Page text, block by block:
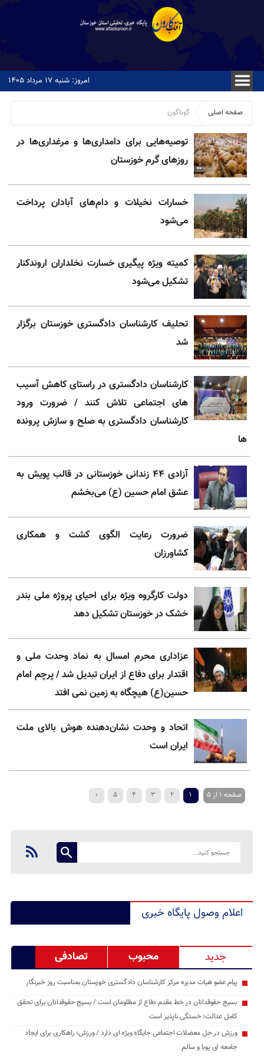
امروز: شنبه ۱۷ مرداد ۱۴۰۵
صفحه اصلی گوناگون
توصیه‌هایی برای دامداری‌ها و مرغداری‌ها در
روزهای گرم خوزستان
خسارات نخیلات و دام‌های آبادان پرداخت
می‌شود
کمیته ویژه پیگیری خسارت نخلداران اروندکنار
تشکیل می‌شود
تحلیف کارشناسان دادگستری خوزستان برگزار
شد
کارشناسان دادگستری در راستای کاهش آسیب
های اجتماعی تلاش کنند / ضرورت ورود
کارشناسان دادگستری به صلح و سازش پرونده
ها
آزادی ۴۴ زندانی خوزستانی در قالب پویش به
عشق امام حسین (ع) می‌بخشم
ضرورت رعایت الگوی کشت و همکاری
کشاورزان
دولت کارگروه ویژه برای احیای پروژه ملی بندر
خشک در خوزستان تشکیل دهد
عزاداری محرم امسال به نماد وحدت ملی و
اقتدار برای دفاع از ایران تبدیل شد / پرچم امام
حسین(ع) هیچگاه به زمین نمی افتد
اتحاد و وحدت نشان‌دهنده هوش بالای ملت
ایران است
صفحه 1 از 5 1
2
3
4
5
›
اعلام وصول پایگاه خبری
جدید محبوب تصادفی
پیام عضو هیات مدیره مرکز کارشناسان دادگستری خوزستان بمناسبت روز خبرنگار
بسیج حقوقدانان در خط مقدم دفاع از مظلومان است / بسیج حقوقدانان برای تحقق
کامل عدالت؛ خستگی ‌ناپذیر است
ورزش در حل معضلات اجتماعی جایگاه ویژه ای دارد / ورزش؛ راهکاری برای ایجاد
جامعه ‌ای پویا و سالم